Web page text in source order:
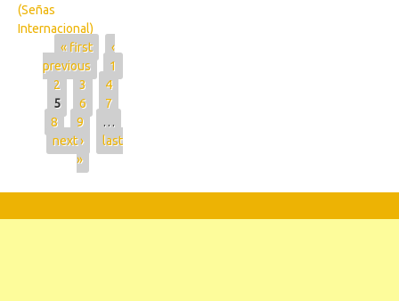
(Señas
Internacional)
Pages« first
‹
previous
1
2
3
4
5
6
7
8
9
…
next ›
last
»